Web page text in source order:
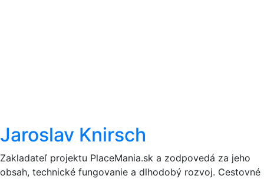
Jaroslav Knirsch
Zakladateľ projektu PlaceMania.sk a zodpovedá za jeho
obsah, technické fungovanie a dlhodobý rozvoj. Cestovné